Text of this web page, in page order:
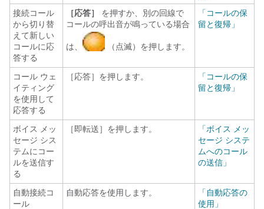
接続コール
から切り替
えて新しい
コールに応
答する
［応答］
を押すか、別の回線で
コールの呼出音が鳴っている場合
は、 （点滅）を押します。
「コールの保
留と復帰」
コール ウェ
イティング
を使用して
応答する
［応答］を押します。
「コールの保
留と復帰」
ボイス メッ
セージ シス
テムにコー
ルを送信す
る
［即転送］を押します。
「ボイス メッ
セージ システ
ムへのコール
の送信」
自動接続コ
ール
自動応答を使用します。
「自動応答の
使用」